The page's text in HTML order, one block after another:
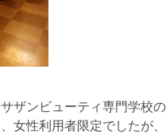
ザンビューティ専門学校の
女性利用者限定でしたが、